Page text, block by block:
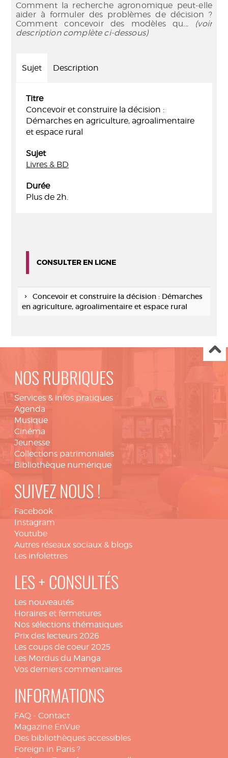
Comment la recherche agronomique peut-elle
aider à formuler des problèmes de décision ?
Comment concevoir des modèles qu... (voir
description complète ci-dessous)
Sujet Description
Titre
Concevoir et construire la décision :
Démarches en agriculture, agroalimentaire
et espace rural
Sujet
Livres & BD
Durée
Plus de 2h.
CONSULTER EN LIGNE
Concevoir et construire la décision : Démarches
en agriculture, agroalimentaire et espace rural
NOS RUBRIQUES
Services & infos pratiques
Agenda
Musique
Cinéma
Jeunesse
Collections patrimoniales
Bibliothèque numérique
SUIVEZ NOUS !
Facebook
Instagram
Youtube
Autres réseaux sociaux & blogs
Les infolettres
LES + CONSULTÉS
Les nouveautés
Horaires et fermetures
Nos sélections thématiques
Prix des lecteurs 2026
Les coups de coeur 2025
Les Mordus du Manga
Vos derniers commentaires
INFORMATIONS
FAQ - Contact
Magazine EnVue
Des bibliothèques accessibles
Foreign in Paris ?